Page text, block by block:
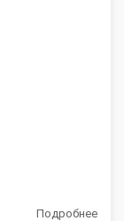
Подробнее